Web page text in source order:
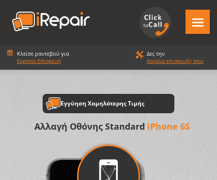
Κλείσε ραντεβού για
Express Επισκευή
Δες την
πορεία επισκευής σου
Εγγύηση Χαμηλότερης Τιμής
Αλλαγή Οθόνης Standard iPhone 6S